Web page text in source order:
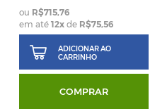
R$715,76
em até12x de R$75,56
ADICIONAR AO
CARRINHO
COMPRAR